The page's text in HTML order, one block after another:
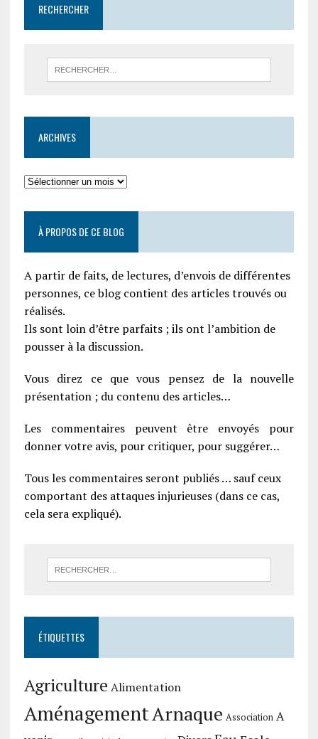
RECHERCHER
ARCHIVES
À PROPOS DE CE BLOG
A partir de faits, de lectures, d’envois de différentes
personnes, ce blog contient des articles trouvés ou
réalisés.
Ils sont loin d’être parfaits ; ils ont l’ambition de
pousser à la discussion.
Vous direz ce que vous pensez de la nouvelle
présentation ; du contenu des articles…
Les commentaires peuvent être envoyés pour
donner votre avis, pour critiquer, pour suggérer…
Tous les commentaires seront publiés … sauf ceux
comportant des attaques injurieuses (dans ce cas,
cela sera expliqué).
ÉTIQUETTES
Agriculture Alimentation
AménagementArnaque Association A